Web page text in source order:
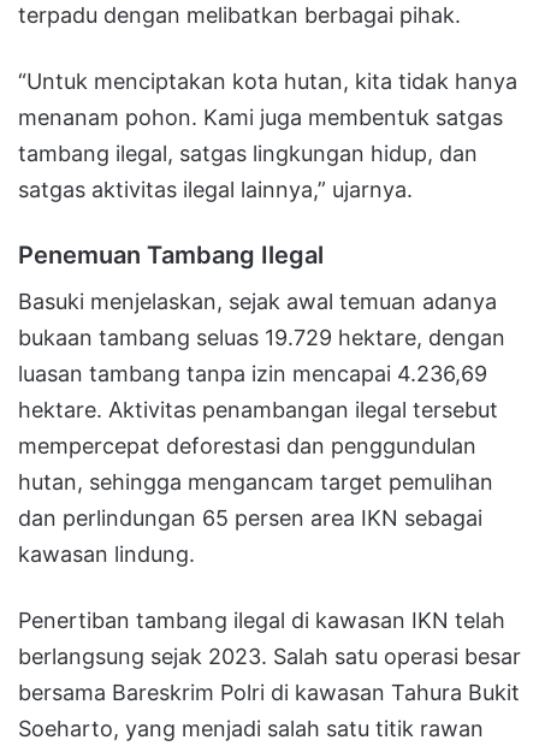
terpadu dengan melibatkan berbagai pihak.
“Untuk menciptakan kota hutan, kita tidak hanya
menanam pohon. Kami juga membentuk satgas
tambang ilegal, satgas lingkungan hidup, dan
satgas aktivitas ilegal lainnya,” ujarnya.
Penemuan Tambang Ilegal
Basuki menjelaskan, sejak awal temuan adanya
bukaan tambang seluas 19.729 hektare, dengan
luasan tambang tanpa izin mencapai 4.236,69
hektare. Aktivitas penambangan ilegal tersebut
mempercepat deforestasi dan penggundulan
hutan, sehingga mengancam target pemulihan
dan perlindungan 65 persen area IKN sebagai
kawasan lindung.
Penertiban tambang ilegal di kawasan IKN telah
berlangsung sejak 2023. Salah satu operasi besar
bersama Bareskrim Polri di kawasan Tahura Bukit
Soeharto, yang menjadi salah satu titik rawan